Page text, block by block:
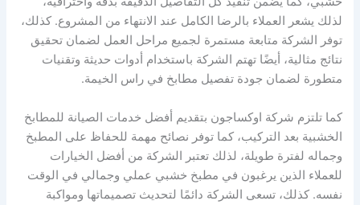
لذلك يشعر العملاء بالرضا الكامل عند الانتهاء من المشروع. كذلك،
توفر الشركة متابعة مستمرة لجميع مراحل العمل لضمان تحقيق
نتائج مثالية، أيضًا تهتم الشركة باستخدام أدوات حديثة وتقنيات
متطورة لضمان جودة تفصيل مطابخ في راس الخيمة.
كما تلتزم شركة اوكساجون بتقديم أفضل خدمات الصيانة للمطابخ
الخشبية بعد التركيب، كما توفر نصائح مهمة للحفاظ على المطبخ
وجماله لفترة طويلة، لذلك تعتبر الشركة من أفضل الخيارات
للعملاء الذين يرغبون في مطبخ خشبي عملي وجمالي في الوقت
نفسه. كذلك، تسعى الشركة دائمًا لتحديث تصميماتها ومواكبة